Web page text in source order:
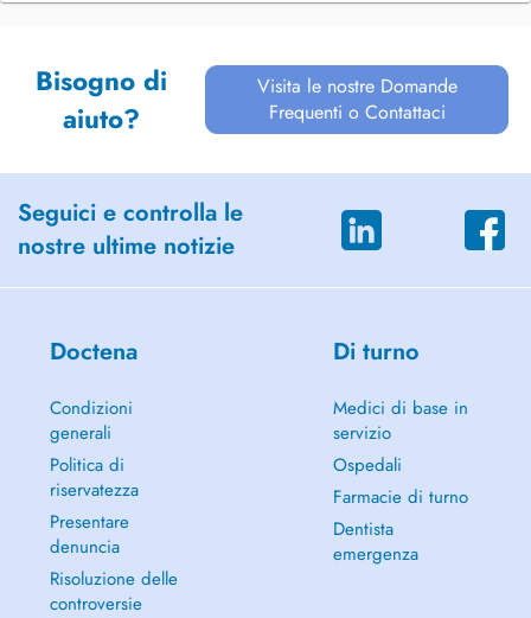
Bisogno di
aiuto?
Visita le nostre Domande
Frequenti o Contattaci
Seguici e controlla le
nostre ultime notizie
Doctena
Condizioni
generali
Politica di
riservatezza
Presentare
denuncia
Risoluzione delle
controversie
Di turno
Medici di base in
servizio
Ospedali
Farmacie di turno
Dentista
emergenza